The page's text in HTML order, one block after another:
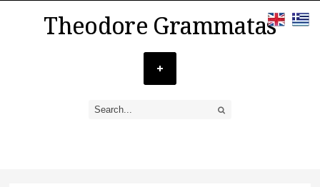
Theodore Grammatas